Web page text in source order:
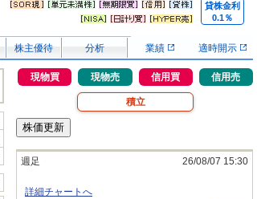
貸株金利
0.1％
株主優待 分析 業績 適時開示
現物買 現物売 信用買 信用売
積立
週足 26/08/07 15:30
詳細チャートへ